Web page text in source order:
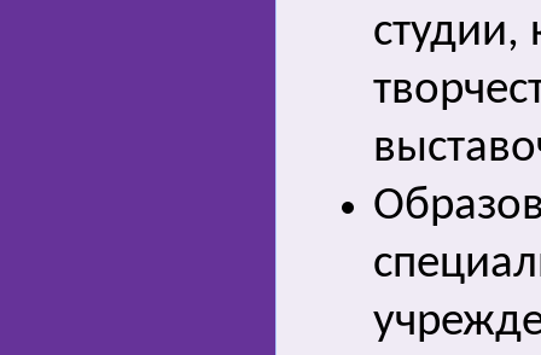
студии,